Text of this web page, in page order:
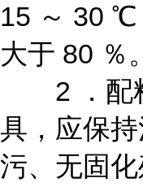
15 ～ 30 ℃
大于 80 ％。
2 ．配
具，应保
污、无固化